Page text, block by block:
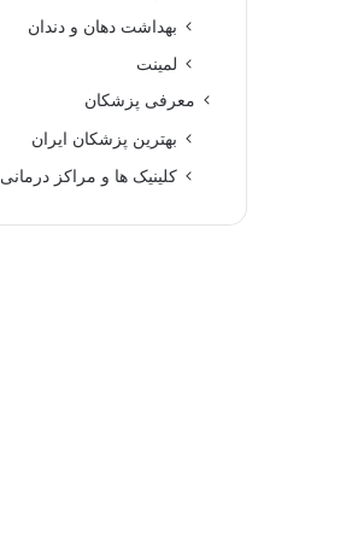
بهداشت دهان و دندان
لمینت
معرفی پزشکان
بهترین پزشکان ایران
کلینیک ها و مراکز درمانی